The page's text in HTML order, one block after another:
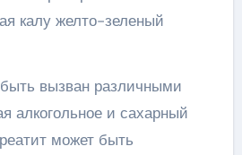
калу желто-зеленый
вызван различными
алкогольное и сахарный
может быть